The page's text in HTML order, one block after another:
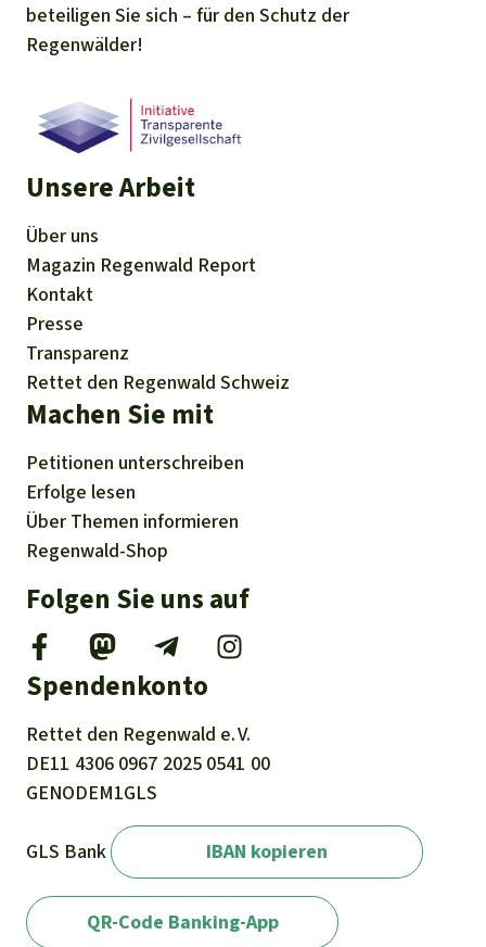
beteiligen Sie sich – für den Schutz der
Regenwälder!
Unsere Arbeit
Über uns
Magazin Regenwald Report
Kontakt
Presse
Transparenz
Rettet den Regenwald Schweiz
Machen Sie mit
Petitionen unterschreiben
Erfolge lesen
Über Themen informieren
Regenwald-Shop
Folgen Sie uns auf
Spendenkonto
Rettet den Regenwald e. V.
DE11 4306 0967 2025 0541 00
GENODEM1GLS
GLS Bank IBAN kopieren
QR-Code Banking-App